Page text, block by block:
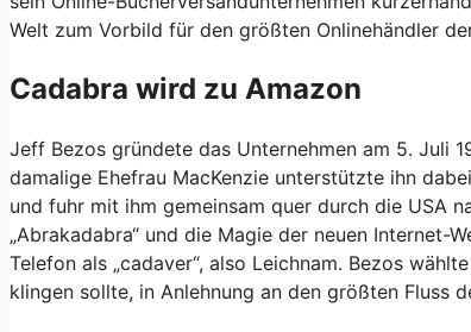
Welt zum Vorbild für den größten Onlinehändler
Cadabra wird zu Amazon
Jeff Bezos gründete das Unternehmen am 5. Juli
damalige Ehefrau MacKenzie unterstützte ihn
und fuhr mit ihm gemeinsam quer durch die USA
„Abrakadabra“ und die Magie der neuen Internet-
Telefon als „cadaver“, also Leichnam. Bezos
klingen sollte, in Anlehnung an den größten Fluss